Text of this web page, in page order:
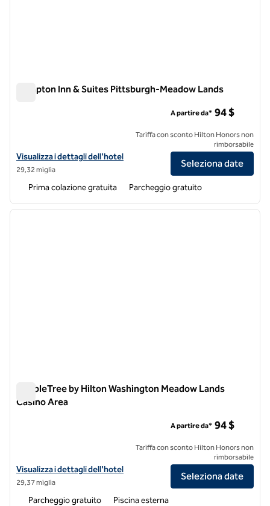
Hampton Inn & Suites Pittsburgh-Meadow Lands
Visualizza i dettagli dell'hotel per Hampton Inn & Suites Pittsburgh-
Visualizza i dettagli dell'hotel
29,32 miglia
A partire da* 94 $
Tariffa con sconto Hilton Honors non
rimborsabile
Seleziona date
Prima colazione gratuita Parcheggio gratuito
1 di 12
DoubleTree by Hilton Washington Meadow Lands
Casino Area
Visualizza i dettagli dell'hotel DoubleTree by Hilton Washington
Visualizza i dettagli dell'hotel
29,37 miglia
A partire da* 94 $
Tariffa con sconto Hilton Honors non
rimborsabile
Seleziona date
Parcheggio gratuito Piscina esterna